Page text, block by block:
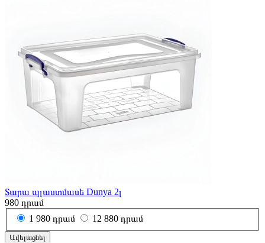
Տարա պլաստմասե Dunya 2լ
980 դրամ
1 980 դրամ 12 880 դրամ
Ավելացնել